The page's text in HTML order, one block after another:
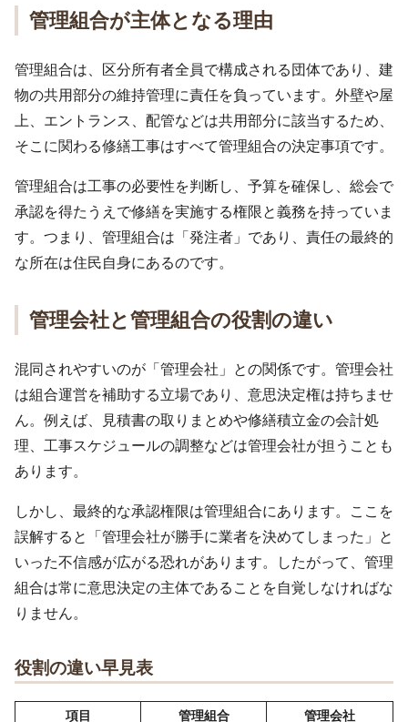
管理組合が主体となる理由
管理組合は、区分所有者全員で構成される団体であり、建
物の共用部分の維持管理に責任を負っています。外壁や屋
上、エントランス、配管などは共用部分に該当するため、
そこに関わる修繕工事はすべて管理組合の決定事項です。
管理組合は工事の必要性を判断し、予算を確保し、総会で
承認を得たうえで修繕を実施する権限と義務を持っていま
す。つまり、管理組合は「発注者」であり、責任の最終的
な所在は住民自身にあるのです。
管理会社と管理組合の役割の違い
混同されやすいのが「管理会社」との関係です。管理会社
は組合運営を補助する立場であり、意思決定権は持ちませ
ん。例えば、見積書の取りまとめや修繕積立金の会計処
理、工事スケジュールの調整などは管理会社が担うことも
あります。
しかし、最終的な承認権限は管理組合にあります。ここを
誤解すると「管理会社が勝手に業者を決めてしまった」と
いった不信感が広がる恐れがあります。したがって、管理
組合は常に意思決定の主体であることを自覚しなければな
りません。
役割の違い早見表
項目 管理組合 管理会社